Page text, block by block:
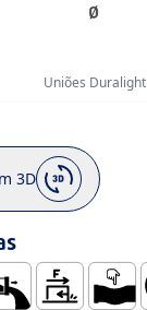
Uniões Duralight
3D